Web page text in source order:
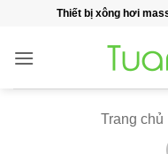
nội
Thiết bị xông hơi
Trang chủ